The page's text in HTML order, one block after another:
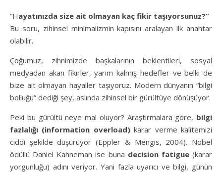
“Hayatınızda size ait olmayan kaç fikir taşıyorsunuz?”
Bu soru, zihinsel minimalizmin kapısını aralayan ilk anahtar
olabilir.
Çoğumuz, zihnimizde başkalarının beklentileri, sosyal
medyadan akan fikirler, yarım kalmış hedefler ve belki de
bize ait olmayan hayaller taşıyoruz. Modern dünyanın “bilgi
bolluğu” dediği şey, aslında zihinsel bir gürültüye dönüşüyor.
Peki bu gürültü neye mal oluyor? Araştırmalara göre, bilgi
fazlalığı (information overload)karar verme kalitemizi
ciddi şekilde düşürüyor (Eppler & Mengis, 2004). Nobel
ödüllü Daniel Kahneman ise buna decision fatigue(karar
yorgunluğu) adını veriyor. Yani fazla uyarıcı ve bilgi, günün